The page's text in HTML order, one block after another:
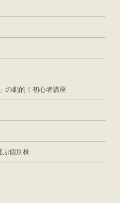
の劇的！初心者講座
ぶ個別株